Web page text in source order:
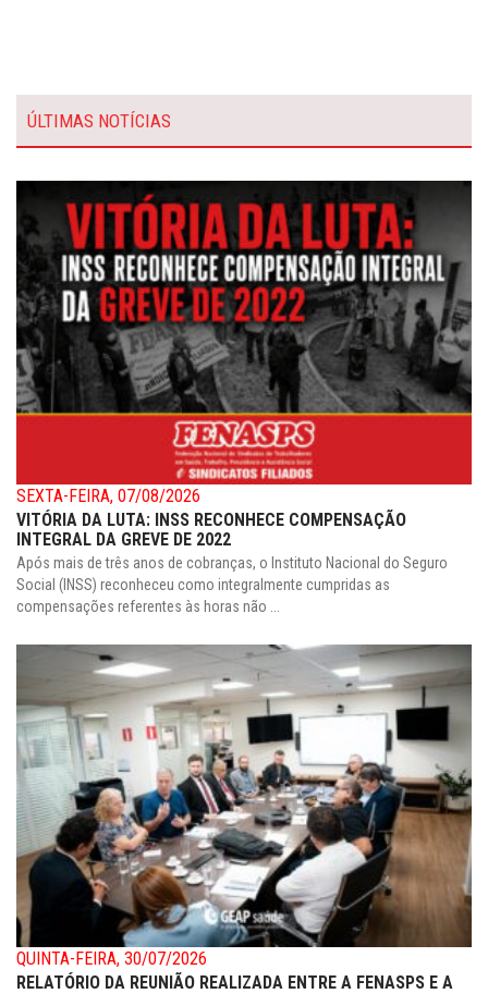
ÚLTIMAS NOTÍCIAS
SEXTA-FEIRA, 07/08/2026
VITÓRIA DA LUTA: INSS RECONHECE COMPENSAÇÃO
INTEGRAL DA GREVE DE 2022
Após mais de três anos de cobranças, o Instituto Nacional do Seguro
Social (INSS) reconheceu como integralmente cumpridas as
compensações referentes às horas não ...
QUINTA-FEIRA, 30/07/2026
RELATÓRIO DA REUNIÃO REALIZADA ENTRE A FENASPS E A